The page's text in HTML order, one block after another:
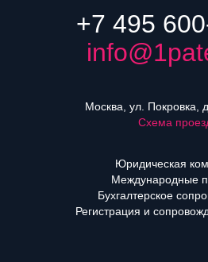
+7 495
Москва, ул. Покровка,
Схема
Юридическая
Международные
Бухгалтерское
Регистрация и